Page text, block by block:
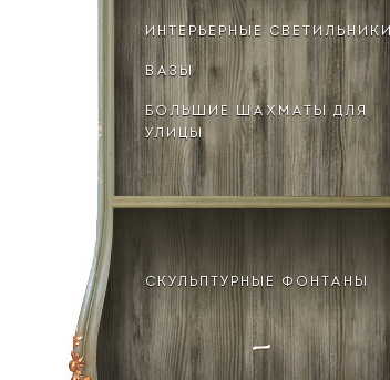
ИНТЕРЬЕРНЫЕ СВЕТИЛЬНИКИ
ВАЗЫ
БОЛЬШИЕ ШАХМАТЫ ДЛЯ
УЛИЦЫ
СКУЛЬПТУРНЫЕ ФОНТАНЫ